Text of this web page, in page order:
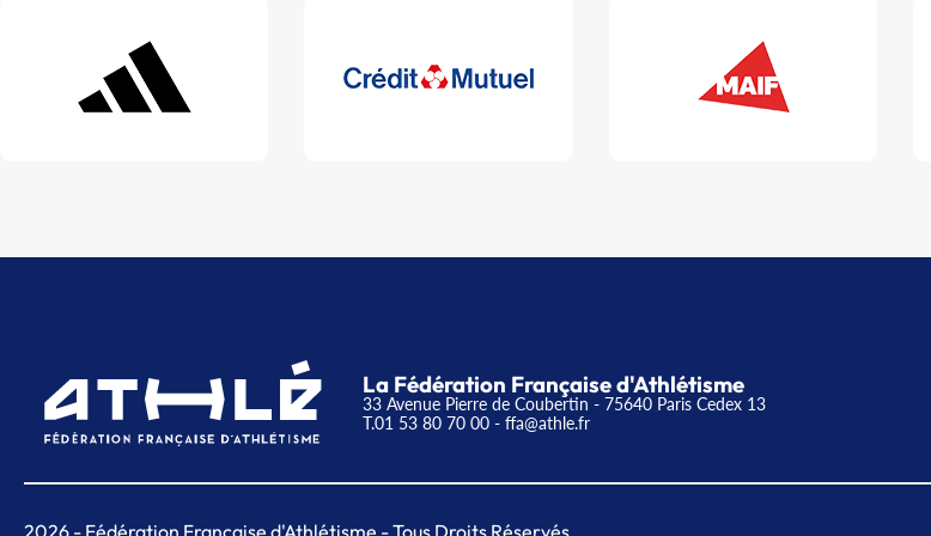
La Fédération Française d'Athlétisme
33 Avenue Pierre de Coubertin - 75640 Paris Cedex 13
T.01 53 80 70 00 - ffa@athle.fr
2026 - Fédération Française d'Athlétisme - Tous Droits Réservés